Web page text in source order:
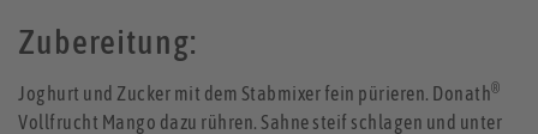
Zubereitung:
Joghurt und Zucker mit dem Stabmixer fein pürieren. Donath®
Vollfrucht Mango dazu rühren. Sahne steif schlagen und unter